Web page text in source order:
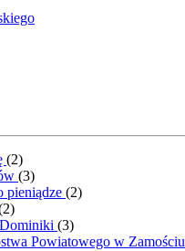
(2)
(3)
pieniądze (2)
2)
(3)
Powiatowego w Zamościu